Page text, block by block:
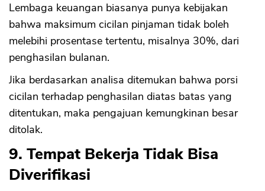
Lembaga keuangan biasanya punya kebijakan
bahwa maksimum cicilan pinjaman tidak boleh
melebihi prosentase tertentu, misalnya 30%, dari
penghasilan bulanan.
Jika berdasarkan analisa ditemukan bahwa porsi
cicilan terhadap penghasilan diatas batas yang
ditentukan, maka pengajuan kemungkinan besar
ditolak.
9. Tempat Bekerja Tidak Bisa
Diverifikasi